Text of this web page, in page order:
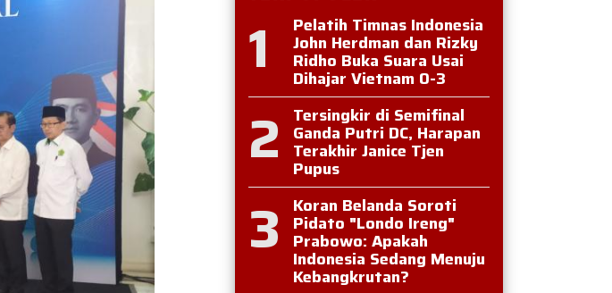
1 Pelatih Timnas Indonesia
John Herdman dan Rizky
Ridho Buka Suara Usai
Dihajar Vietnam 0-3
2 Tersingkir di Semifinal
Ganda Putri DC, Harapan
Terakhir Janice Tjen
Pupus
3 Koran Belanda Soroti
Pidato "Londo Ireng"
Prabowo: Apakah
Indonesia Sedang Menuju
Kebangkrutan?